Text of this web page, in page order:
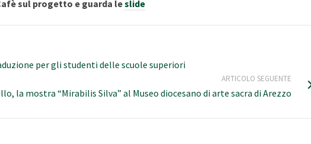
sul progetto e guarda leslide
per gli studenti delle scuole superiori
ARTICOLO SEGUENTE
la mostra “Mirabilis Silva” al Museo diocesano di arte sacra di Arezzo